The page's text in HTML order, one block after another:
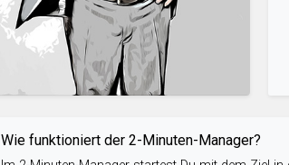
Wie funktioniert der 2-Minuten-Manager?